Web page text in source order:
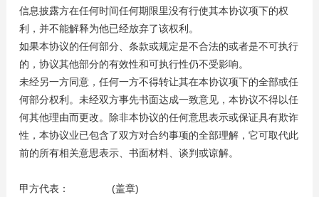
信息披露方在任何时间任何期限里没有行使其本协议项下的权
利，并不能解释为他已经放弃了该权利。
如果本协议的任何部分、条款或规定是不合法的或者是不可执行
的，协议其他部分的有效性和可执行性仍不受影响。
未经另一方同意，任何一方不得转让其在本协议项下的全部或任
何部分权利。未经双方事先书面达成一致意见，本协议不得以任
何其他理由而更改。除非本协议的任何意思表示或保证具有欺诈
性，本协议业已包含了双方对合约事项的全部理解，它可取代此
前的所有相关意思表示、书面材料、谈判或谅解。
甲方代表： (盖章)